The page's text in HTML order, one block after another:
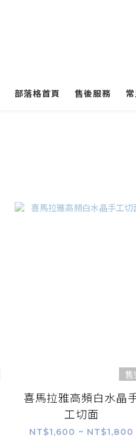
部落格首頁 售後服務
售
喜馬拉雅高頻白水晶
工切面
NT$1,600 ~ NT$1,800